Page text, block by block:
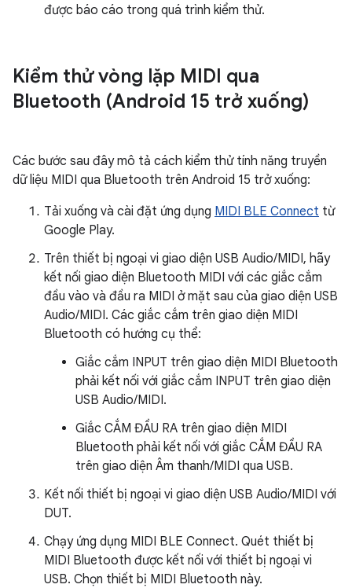
được báo cáo trong quá trình kiểm thử.
Kiểm thử vòng lặp MIDI qua
Bluetooth (Android 15 trở xuống)
Các bước sau đây mô tả cách kiểm thử tính năng truyền
dữ liệu MIDI qua Bluetooth trên Android 15 trở xuống:
Tải xuống và cài đặt ứng dụng MIDI BLE Connect từ
Google Play.
Trên thiết bị ngoại vi giao diện USB Audio/MIDI, hãy
kết nối giao diện Bluetooth MIDI với các giắc cắm
đầu vào và đầu ra MIDI ở mặt sau của giao diện USB
Audio/MIDI. Các giắc cắm trên giao diện MIDI
Bluetooth có hướng cụ thể:
Giắc cắm INPUT trên giao diện MIDI Bluetooth
phải kết nối với giắc cắm INPUT trên giao diện
USB Audio/MIDI.
Giắc CẮM ĐẦU RA trên giao diện MIDI
Bluetooth phải kết nối với giắc CẮM ĐẦU RA
trên giao diện Âm thanh/MIDI qua USB.
Kết nối thiết bị ngoại vi giao diện USB Audio/MIDI với
DUT.
Chạy ứng dụng MIDI BLE Connect. Quét thiết bị
MIDI Bluetooth được kết nối với thiết bị ngoại vi
USB. Chọn thiết bị MIDI Bluetooth này.